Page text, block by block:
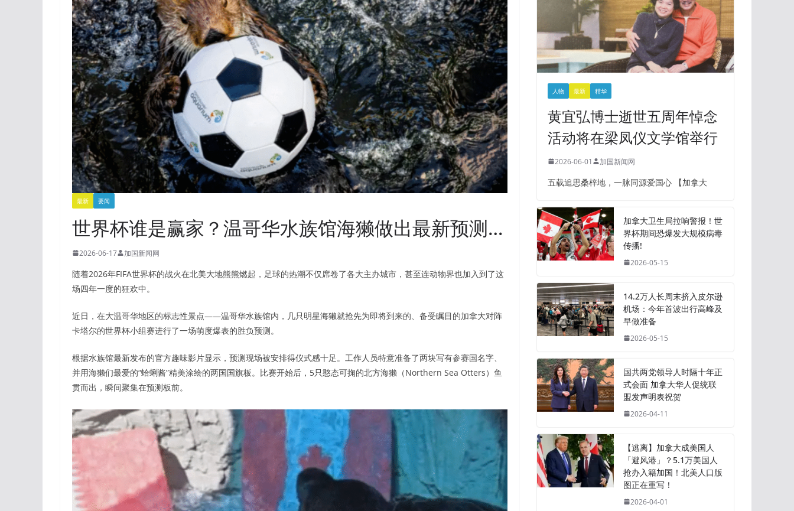
最新 要闻
世界杯谁是赢家？温哥华水族馆海獭做出最新预测…
2026-06-17 加国新闻网
随着2026年FIFA世界杯的战火在北美大地熊熊燃起，足球的热潮不仅席卷了各大主办城市，甚至连动物界也加入到了这
场四年一度的狂欢中。
近日，在大温哥华地区的标志性景点——温哥华水族馆内，几只明星海獭就抢先为即将到来的、备受瞩目的加拿大对阵
卡塔尔的世界杯小组赛进行了一场萌度爆表的胜负预测。
根据水族馆最新发布的官方趣味影片显示，预测现场被安排得仪式感十足。工作人员特意准备了两块写有参赛国名字、
并用海獭们最爱的“蛤蜊酱”精美涂绘的两国国旗板。比赛开始后，5只憨态可掬的北方海獭（Northern Sea Otters）鱼
贯而出，瞬间聚集在预测板前。
人物 最新 精华
黄宜弘博士逝世五周年悼念
活动将在梁凤仪文学馆举行
2026-06-01 加国新闻网
五载追思桑梓地，一脉同源爱国心 【加拿大
加拿大卫生局拉响警报！世
界杯期间恐爆发大规模病毒
传播!
2026-05-15
14.2万人长周末挤入皮尔逊
机场：今年首波出行高峰及
早做准备
2026-05-15
国共两党领导人时隔十年正
式会面 加拿大华人促统联
盟发声明表祝贺
2026-04-11
【逃离】加拿大成美国人
「避风港」？5.1万美国人
抢办入籍加国！北美人口版
图正在重写！
2026-04-01